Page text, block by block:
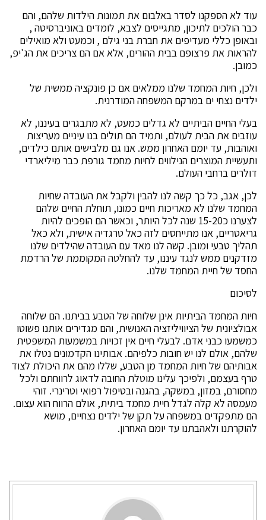
עוד לא הספקנו לסדר באלבום את תמונות הילדות שלהם, והם
כבר הולכים לתיכון, מתגייסים לצבא, לומדים באוניברסיטה ,
ובאופן כללי מעדיפים את חברת בני גילם , וכמעט ולא מואילים
להראות את פרצופם בבית ההורים, אלא אם הם צריכים את הג'יפ,
כמובן.
ולכן, חיות המחמד שלנו ממלאים אם כן פונקציה ממשית של
ילדים נצחי ים במרקם המשפחה המודרנית.
בעלי החיים הביתיים לא גדלים כמעט, לא מתבגרים בעיננו, לא
עוזבים את הבית לעולם, ותמיד הם תולים בנו עיניים מעריצות
ואוהבות, עד יומם האחרון ממש. אנו גם מלבישים אותם כילדים,
ותעשיית המוצרים הנילווים לחיות מחמד גורפת כבר מיליארדי
דולרים ברחבי העולם.
לכן, אגב, כל כך קשה לנו להבין ולקבל את העובדה שחיות
המחמד שלנו לא מאריכות חיים כמונו, תוחלת החיים שלהם
לצערנו כ15-20 שנה לכל היותר, וכאשר הם הופכים להיות
גריאטריים, אנו מתייחסים לזה כאל טרגדיה אישית, ולא כאל
תהליך טבעי ומובן. קשה לנו מאד עם העובדה שהילדים שלנו
מזדקנים ממש לנגד עיננו, עד להחלטה המקוממת של הרדמת
החסד של חיית המחמד שלנו.
לסיכום
חיות המחמד הביתיות אינן שלוחה של הטבע בביתנו. הם שלוחה
אבולציונית של הציוויליזציה האנושית, והם מגדירים אותנו פשוטו
כמשמעו כבני אדם. לבעלי חיים אין זכויות במשמעות המשפטית
שלהם, אולם לנו יש חובות כלפיהם. אבותינו הקדמונים נטלו את
אבותיהם של חיות המחמד מן הטבע, שללו מהם את היכולת לצוד
טרף בעצמם, ולפיכך עלינו מוטלת החובה לדאוג לרווחתם ולכל
מחסורם, במזון, במשקה, בהגנה ובטיפול רפואי וטרינרי. זוהי
מעמסה לא קלה לגדל חיית מחמד ביתית, אולם הרווח הוא עצום.
הם מתפקדים במשפחה על תקן של ילדים נצחיים, מושא
להוקרתנו ולאהבתנו עד יומם האחרון.